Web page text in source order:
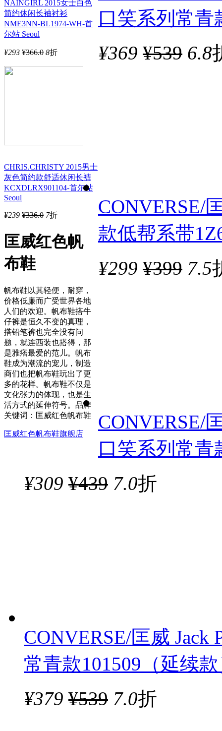
NAINGIRL 2015女士白色
简约休闲长袖衬衫
NME3NN-BL1974-WH-首
尔站 Seoul
¥293 ¥366.0 8折
CHRIS.CHRISTY 2015男士
灰色简约款舒适休闲长裤
KCXDLRX901104-首尔站
Seoul
¥239 ¥336.0 7折
匡威红色帆
布鞋
帆布鞋以其轻便，耐穿，
价格低廉而广受世界各地
人们的欢迎。帆布鞋搭牛
仔裤是恒久不变的真理，
搭铅笔裤也完全没有问
题，就连西装也搭得，那
是雅痞最爱的范儿。帆布
鞋成为潮流的宠儿，制造
商们也把帆布鞋玩出了更
多的花样。帆布鞋不仅是
文化张力的体现，也是生
活方式的延伸符号。品牌
关键词：匡威红色帆布鞋
匡威红色帆布鞋旗舰店
口笑系列常青
¥369 ¥539 6.8
CONVERSE/
款低帮系带
¥299 ¥399 7.5
CONVERSE/
口笑系列常青
¥309 ¥439 7.0折
CONVERSE/匡威
常青款101509（延续
¥379 ¥539 7.0折